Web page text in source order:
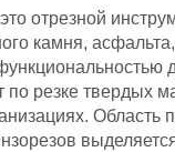
отрезной
камня,
по резке твердых
Область